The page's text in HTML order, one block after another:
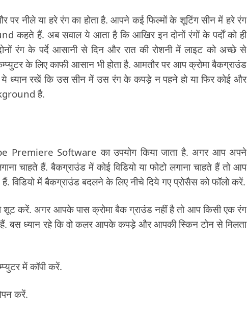
पर नीले या हरे रंग का होता है. आपने कई फिल्मों के शूटिंग सीन में हरे रंग
कहते हैं. अब सवाल ये आता है कि आखिर इन दोनों रंगों के पर्दों को ही
रंग के पर्दे आसानी से दिन और रात की रोशनी में लाइट को अच्छे से
के लिए काफी आसान भी होता है. आमतौर पर आप क्रोमा बैकग्राउंड
ध्यान रखें कि उस सीन में उस रंग के कपड़े न पहने हो या फिर कोई और
है.
Premiere Software का उपयोग किया जाता है. अगर आप अपने
चाहते हैं. बैकग्राउंड में कोई विडियो या फोटो लगाना चाहते हैं तो आप
विडियो में बैकग्राउंड बदलने के लिए नीचे दिये गए प्रोसैस को फॉलो करें.
शूट करें. अगर आपके पास क्रोमा बैक ग्राउंड नहीं है तो आप किसी एक रंग
हैं. बस ध्यान रहे कि वो कलर आपके कपड़े और आपकी स्किन टोन से मिलता
में कॉपी करें.
करें.